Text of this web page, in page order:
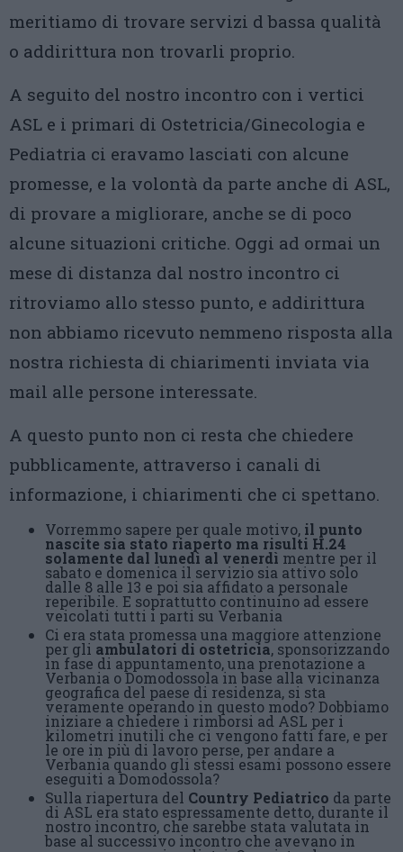
meritiamo di trovare servizi d bassa qualità
o addirittura non trovarli proprio.
A seguito del nostro incontro con i vertici
ASL e i primari di Ostetricia/Ginecologia e
Pediatria ci eravamo lasciati con alcune
promesse, e la volontà da parte anche di ASL,
di provare a migliorare, anche se di poco
alcune situazioni critiche. Oggi ad ormai un
mese di distanza dal nostro incontro ci
ritroviamo allo stesso punto, e addirittura
non abbiamo ricevuto nemmeno risposta alla
nostra richiesta di chiarimenti inviata via
mail alle persone interessate.
A questo punto non ci resta che chiedere
pubblicamente, attraverso i canali di
informazione, i chiarimenti che ci spettano.
Vorremmo sapere per quale motivo, il punto
nascite sia stato riaperto ma risulti H.24
solamente dal lunedì al venerdì mentre per il
sabato e domenica il servizio sia attivo solo
dalle 8 alle 13 e poi sia affidato a personale
reperibile. E soprattutto continuino ad essere
veicolati tutti i parti su Verbania
Ci era stata promessa una maggiore attenzione
per gli ambulatori di ostetricia, sponsorizzando
in fase di appuntamento, una prenotazione a
Verbania o Domodossola in base alla vicinanza
geografica del paese di residenza, si sta
veramente operando in questo modo? Dobbiamo
iniziare a chiedere i rimborsi ad ASL per i
kilometri inutili che ci vengono fatti fare, e per
le ore in più di lavoro perse, per andare a
Verbania quando gli stessi esami possono essere
eseguiti a Domodossola?
Sulla riapertura del Country Pediatrico da parte
di ASL era stato espressamente detto, durante il
nostro incontro, che sarebbe stata valutata in
base al successivo incontro che avevano in